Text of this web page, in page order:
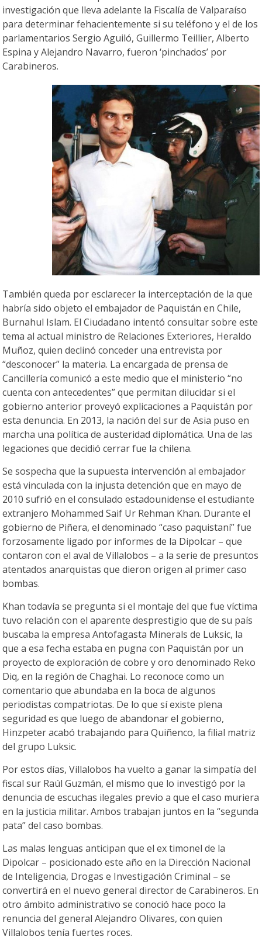
investigación que lleva adelante la Fiscalía de Valparaíso
para determinar fehacientemente si su teléfono y el de los
parlamentarios Sergio Aguiló, Guillermo Teillier, Alberto
Espina y Alejandro Navarro, fueron ‘pinchados’ por
Carabineros.
También queda por esclarecer la interceptación de la que
habría sido objeto el embajador de Paquistán en Chile,
Burnahul Islam. El Ciudadano intentó consultar sobre este
tema al actual ministro de Relaciones Exteriores, Heraldo
Muñoz, quien declinó conceder una entrevista por
“desconocer” la materia. La encargada de prensa de
Cancillería comunicó a este medio que el ministerio “no
cuenta con antecedentes” que permitan dilucidar si el
gobierno anterior proveyó explicaciones a Paquistán por
esta denuncia. En 2013, la nación del sur de Asia puso en
marcha una política de austeridad diplomática. Una de las
legaciones que decidió cerrar fue la chilena.
Se sospecha que la supuesta intervención al embajador
está vinculada con la injusta detención que en mayo de
2010 sufrió en el consulado estadounidense el estudiante
extranjero Mohammed Saif Ur Rehman Khan. Durante el
gobierno de Piñera, el denominado “caso paquistaní” fue
forzosamente ligado por informes de la Dipolcar – que
contaron con el aval de Villalobos – a la serie de presuntos
atentados anarquistas que dieron origen al primer caso
bombas.
Khan todavía se pregunta si el montaje del que fue víctima
tuvo relación con el aparente desprestigio que de su país
buscaba la empresa Antofagasta Minerals de Luksic, la
que a esa fecha estaba en pugna con Paquistán por un
proyecto de exploración de cobre y oro denominado Reko
Diq, en la región de Chaghai. Lo reconoce como un
comentario que abundaba en la boca de algunos
periodistas compatriotas. De lo que sí existe plena
seguridad es que luego de abandonar el gobierno,
Hinzpeter acabó trabajando para Quiñenco, la filial matriz
del grupo Luksic.
Por estos días, Villalobos ha vuelto a ganar la simpatía del
fiscal sur Raúl Guzmán, el mismo que lo investigó por la
denuncia de escuchas ilegales previo a que el caso muriera
en la justicia militar. Ambos trabajan juntos en la “segunda
pata” del caso bombas.
Las malas lenguas anticipan que el ex timonel de la
Dipolcar – posicionado este año en la Dirección Nacional
de Inteligencia, Drogas e Investigación Criminal – se
convertirá en el nuevo general director de Carabineros. En
otro ámbito administrativo se conoció hace poco la
renuncia del general Alejandro Olivares, con quien
Villalobos tenía fuertes roces.